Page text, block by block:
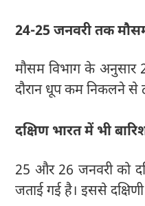
24-25 जनवरी तक
मौसम विभाग के अनुसार
दौरान धूप कम निकलने से
दक्षिण भारत में भी
25 और 26 जनवरी को
जताई गई है। इससे